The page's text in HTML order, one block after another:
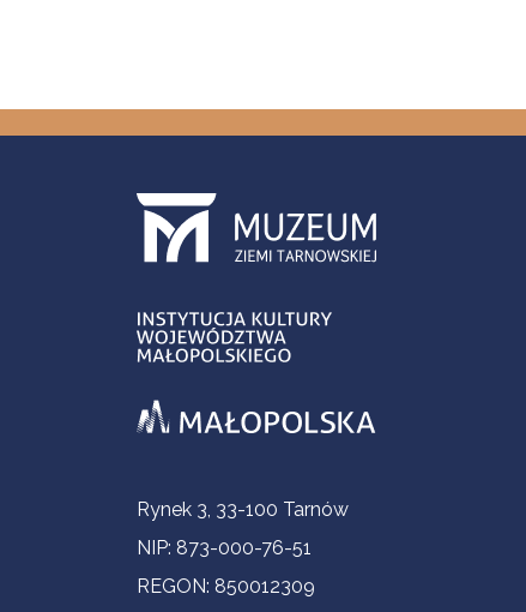
Informacje kontaktowe
Rynek 3, 33-100 Tarnów
NIP: 873-000-76-51
REGON: 850012309